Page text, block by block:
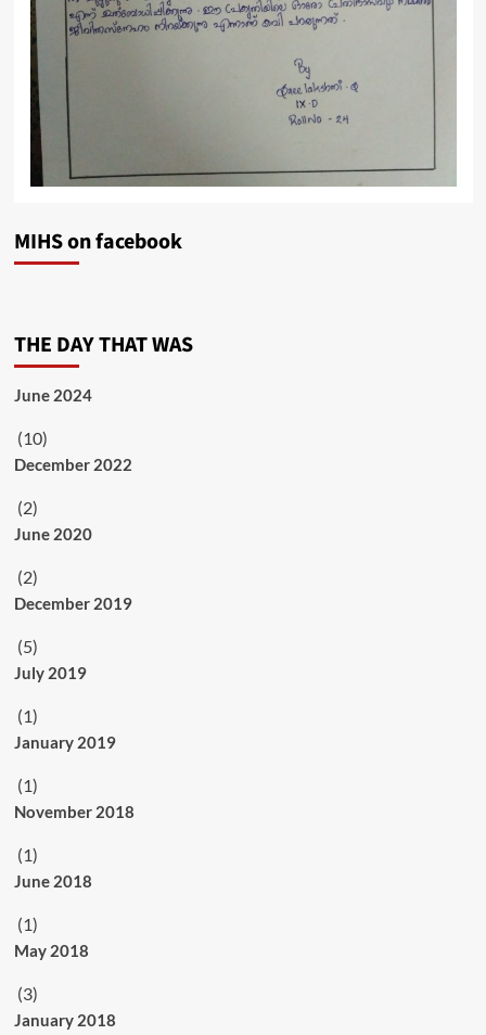
MIHS on facebook
THE DAY THAT WAS
June 2024
(10)
December 2022
(2)
June 2020
(2)
December 2019
(5)
July 2019
(1)
January 2019
(1)
November 2018
(1)
June 2018
(1)
May 2018
(3)
January 2018